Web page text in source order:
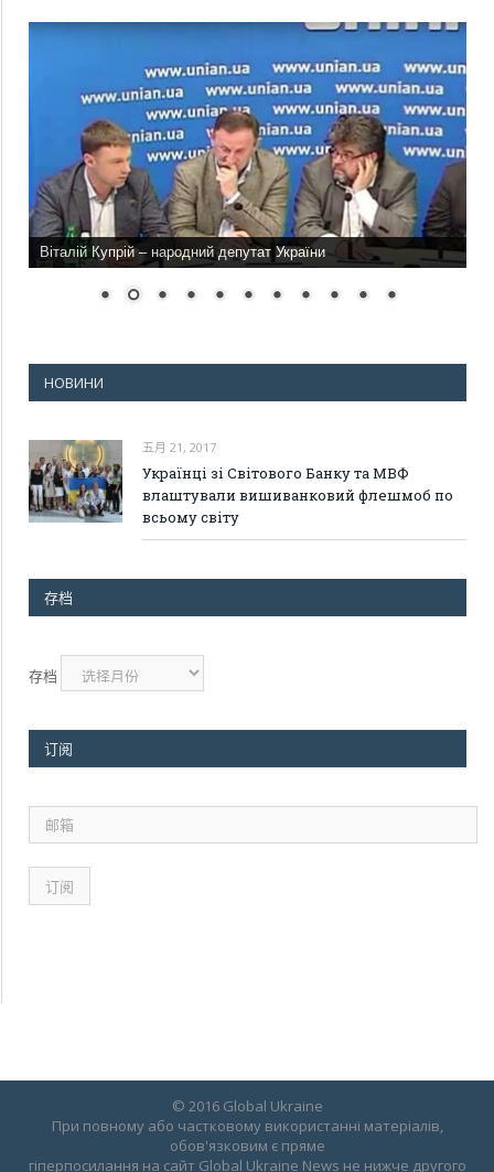
Віталій Купрій – народний депутат України
НОВИНИ
五月 21, 2017
Українці зі Світового Банку та МВФ
влаштували вишиванковий флешмоб по
всьому світу
存档
存档
订阅
© 2016 Global Ukraine
При повному або частковому використанні матеріалів,
обов'язковим є пряме
гіперпосилання на сайт Global Ukraine News не нижче другого